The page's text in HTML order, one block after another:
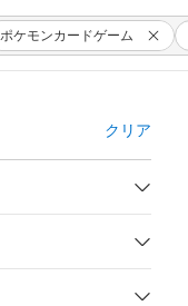
ポケモンカードゲーム
クリア